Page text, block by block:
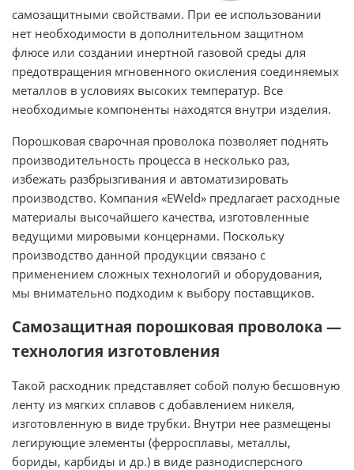
самозащитными свойствами. При ее использовании
нет необходимости в дополнительном защитном
флюсе или создании инертной газовой среды для
предотвращения мгновенного окисления соединяемых
металлов в условиях высоких температур. Все
необходимые компоненты находятся внутри изделия.
Порошковая сварочная проволока позволяет поднять
производительность процесса в несколько раз,
избежать разбрызгивания и автоматизировать
производство. Компания «EWeld» предлагает расходные
материалы высочайшего качества, изготовленные
ведущими мировыми концернами. Поскольку
производство данной продукции связано с
применением сложных технологий и оборудования,
мы внимательно подходим к выбору поставщиков.
Самозащитная порошковая проволока —
технология изготовления
Такой расходник представляет собой полую бесшовную
ленту из мягких сплавов с добавлением никеля,
изготовленную в виде трубки. Внутри нее размещены
легирующие элементы (ферросплавы, металлы,
бориды, карбиды и др.) в виде разнодисперсного